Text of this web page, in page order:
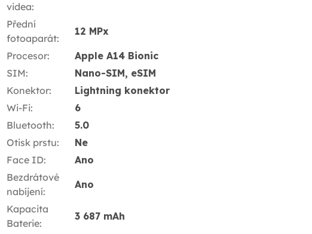
videa:
Přední
fotoaparát:
12 MPx
Procesor:
Apple A14 Bionic
SIM:
Nano-SIM, eSIM
Konektor:
Lightning konektor
Wi-Fi:
6
Bluetooth:
5.0
Otisk prstu:
Ne
Face ID:
Ano
Bezdrátové
nabíjení:
Ano
Kapacita
Baterie:
3 687 mAh